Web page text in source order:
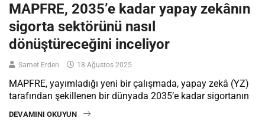
MAPFRE, 2035’e kadar yapay zekânın
sigorta sektörünü nasıl
dönüştüreceğini inceliyor
Samet Erden 18 Ağustos 2025
MAPFRE, yayımladığı yeni bir çalışmada, yapay zekâ (YZ)
tarafından şekillenen bir dünyada 2035’e kadar sigortanın
DEVAMINI OKUYUN